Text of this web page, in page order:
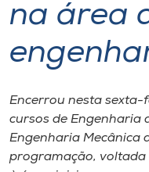
Atendimento ao
Portal de Ensino
A
na área
Encerrou nesta sexta-
cursos de Engenharia
Engenharia Mecânica
programação, voltada